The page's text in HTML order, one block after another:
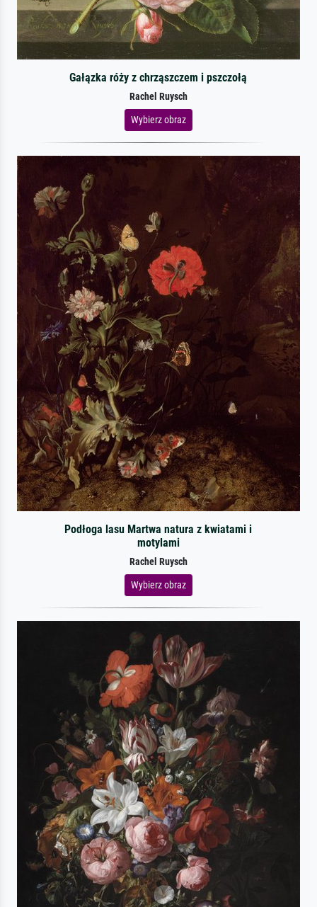
Gałązka róży z chrząszczem i pszczołą
Rachel Ruysch
Wybierz obraz
Podłoga lasu Martwa natura z kwiatami i
motylami
Rachel Ruysch
Wybierz obraz